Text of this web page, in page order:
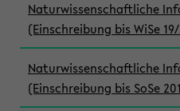
Naturwissenschaftliche
(Einschreibung bis WiSe
Naturwissenschaftliche
(Einschreibung bis SoSe